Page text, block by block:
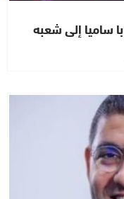
ساميا إلى شعبه